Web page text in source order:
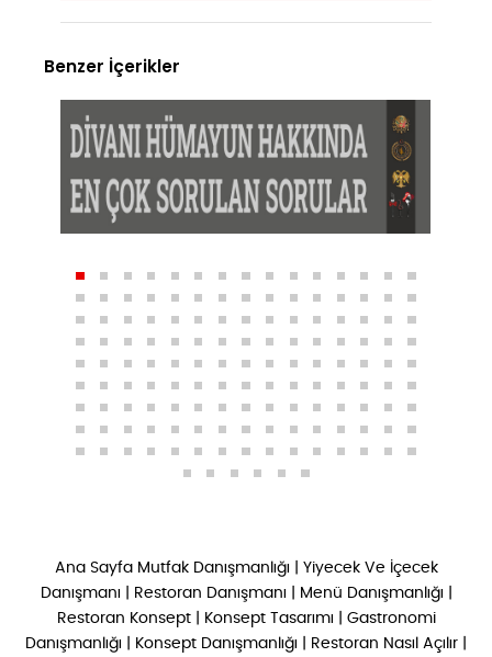
Benzer İçerikler
Ana Sayfa Mutfak Danışmanlığı
Yiyecek Ve İçecek
Danışmanı
Restoran Danışmanı Menü Danışmanlığı
Restoran Konsept| Konsept Tasarımı
Gastronomi
Danışmanlığı
Konsept Danışmanlığı Restoran Nasıl Açılır